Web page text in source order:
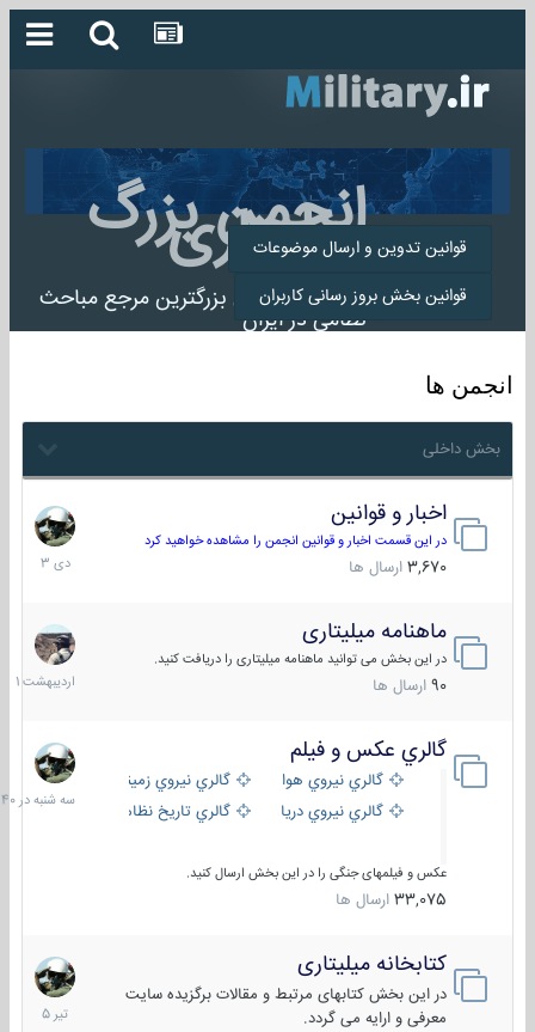
انجمن بزرگ
میلیتاری
انجمن میلیتاری بزرگترین مرجع مباحث
نظامی در ایران
قوانین تدوین و ارسال موضوعات
قوانین بخش بروز رسانی کاربران
انجمن ها
بخش داخلی
اخبار و قوانین
در این قسمت اخبار و قوانین انجمن را مشاهده خواهید کرد
3,670 ارسال ها
22
دی
1403
ماهنامه میلیتاری
در این بخش می توانید ماهنامه میلیتاری را دریافت کنید.
90 ارسال ها
30
1401
گالري عكس و فيلم
گالري نيروي هوايي
گالري نيروي زميني
گالري نيروي دريايي
گالري تاریخ نظامی
عکس و فیلمهای جنگی را در این بخش ارسال کنید.
33,075 ارسال ها
سه
شنبه
در
کتابخانه میلیتاری
در این بخش کتابهای مرتبط و مقالات برگزیده سایت
معرفی و ارایه می گردد.
16
تیر
1405